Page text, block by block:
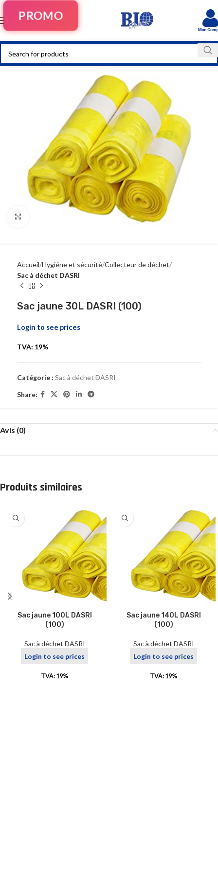
PROMO
Accueil Hygiéne et sécurité Collecteur de déchet
Sac à déchet DASRI
Sac jaune 30L DASRI (100)
Login to see prices
TVA: 19%
Catégorie : Sac à déchet DASRI
Share:
Avis (0)
Produits similaires
Sac jaune 100L DASRI
(100)
Sac à déchet DASRI
Login to see prices
TVA: 19%
Sac jaune 140L DASRI
(100)
Sac à déchet DASRI
Login to see prices
TVA: 19%